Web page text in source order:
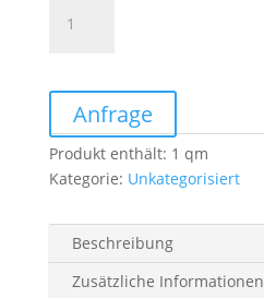
Mauer
Menge
Anfrage
Produkt enthält: 1 qm
Kategorie: Unkategorisiert
Beschreibung
Zusätzliche Informationen